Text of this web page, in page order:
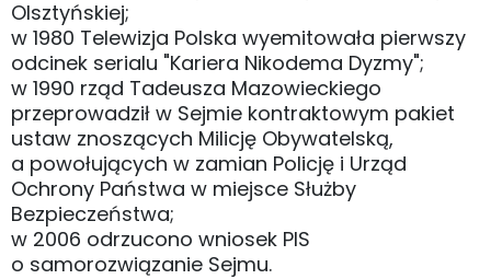
Olsztyńskiej;
w 1980 Telewizja Polska wyemitowała pierwszy
odcinek serialu "Kariera Nikodema Dyzmy";
w 1990 rząd Tadeusza Mazowieckiego
przeprowadził w Sejmie kontraktowym pakiet
ustaw znoszących Milicję Obywatelską,
a powołujących w zamian Policję i Urząd
Ochrony Państwa w miejsce Służby
Bezpieczeństwa;
w 2006 odrzucono wniosek PIS
o samorozwiązanie Sejmu.